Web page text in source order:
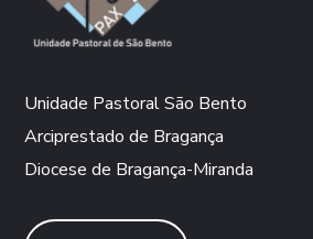
Unidade Pastoral São Bento
Arciprestado de Bragança
Diocese de Bragança-Miranda